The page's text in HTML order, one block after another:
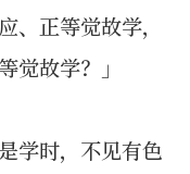
、正等觉故学，
觉故学？」
学时，不见有色